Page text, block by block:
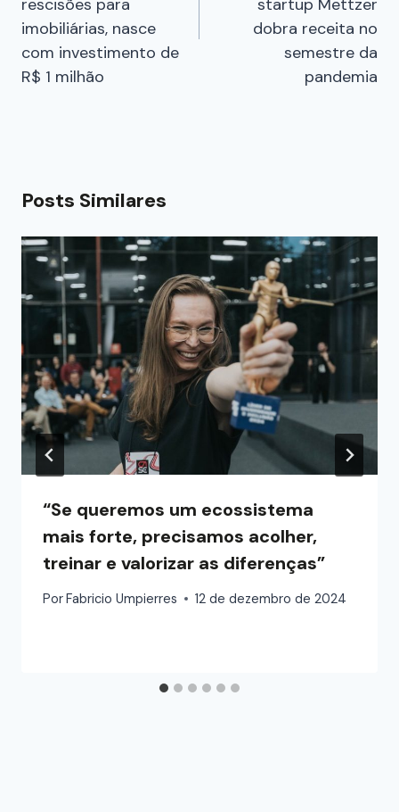
rescisões para
imobiliárias, nasce
com investimento de
R$ 1 milhão
startup Mettzer
dobra receita no
semestre da
pandemia
Posts Similares
“Se queremos um ecossistema
mais forte, precisamos acolher,
treinar e valorizar as diferenças”
PorFabricio Umpierres 12 de dezembro de 2024